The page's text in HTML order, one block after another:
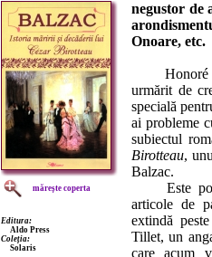
mărește coperta
Editura:
Aldo Press
Coleția:
Solaris
negustor de
Onoare, etc.
Honoré
urmărit de
specială
ai probleme
subiectul
Birotteau,
Balzac.
Este
articole de
extindă
Tillet, un
care acum